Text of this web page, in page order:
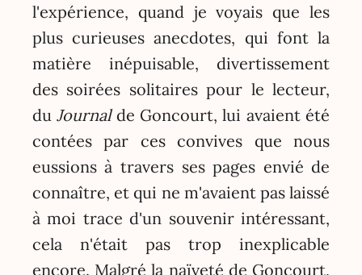
l'expérience, quand je voyais que les
plus curieuses anecdotes, qui font la
matière inépuisable, divertissement
des soirées solitaires pour le lecteur,
duJournalde Goncourt, lui avaient été
contées par ces convives que nous
eussions à travers ses pages envié de
connaître, et qui ne m'avaient pas laissé
à moi trace d'un souvenir intéressant,
cela n'était pas trop inexplicable
encore. Malgré la naïveté de Goncourt,